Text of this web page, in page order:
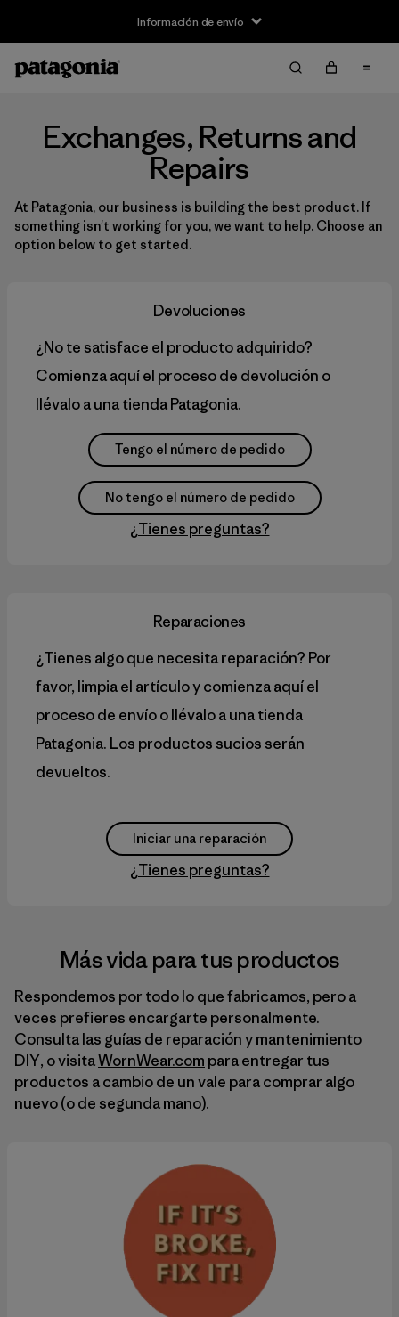
Información de envío
Exchanges, Returns and
Repairs
At Patagonia, our business is building the best product. If
something isn't working for you, we want to help. Choose an
option below to get started.
Devoluciones
¿No te satisface el producto adquirido?
Comienza aquí el proceso de devolución o
llévalo a una tienda Patagonia.
Tengo el número de pedido
No tengo el número de pedido
¿Tienes preguntas?
Reparaciones
¿Tienes algo que necesita reparación? Por
favor, limpia el artículo y comienza aquí el
proceso de envío o llévalo a una tienda
Patagonia. Los productos sucios serán
devueltos.
Iniciar una reparación
¿Tienes preguntas?
Más vida para tus productos
Respondemos por todo lo que fabricamos, pero a
veces prefieres encargarte personalmente.
Consulta las guías de reparación y mantenimiento
DIY, o visitaWornWear.com para entregar tus
productos a cambio de un vale para comprar algo
nuevo (o de segunda mano).